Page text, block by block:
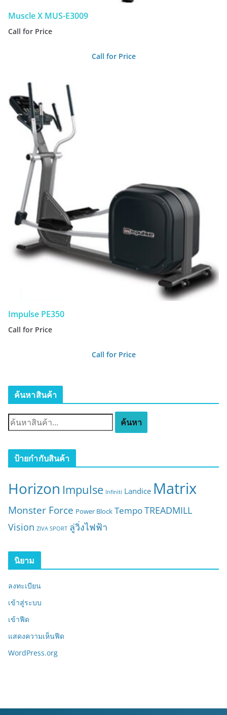
Muscle X MUS-E3009
Call for Price
Call for Price
Impulse PE350
Call for Price
Call for Price
ค้นหาสินค้า
ค้
น
:
ค้นหา
ป้ายกำกับสินค้า
Horizon Impulse Infiniti Landice Matrix
Monster Force Power Block TempoTREADMILL
Vision ZIVA SPORT ลู่วิ่งไฟฟ้า
นิยาม
ลงทะเบียน
เข้าสู่ระบบ
เข้าฟีด
แสดงความเห็นฟีด
WordPress.org